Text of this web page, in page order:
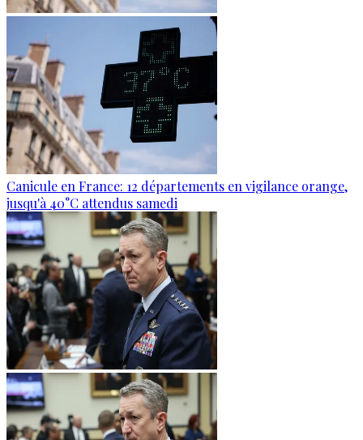
Canicule en France: 12 départements en vigilance orange,
jusqu'à 40°C attendus samedi